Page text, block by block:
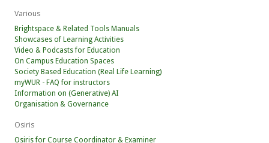
Various
Brightspace & Related Tools Manuals
Showcases of Learning Activities
Video & Podcasts for Education
On Campus Education Spaces
Society Based Education (Real Life Learning)
myWUR - FAQ for instructors
Information on (Generative) AI
Organisation & Governance
Osiris
Osiris for Course Coordinator & Examiner